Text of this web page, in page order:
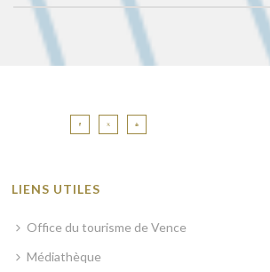
LIENS UTILES
Office du tourisme de Vence
Médiathèque